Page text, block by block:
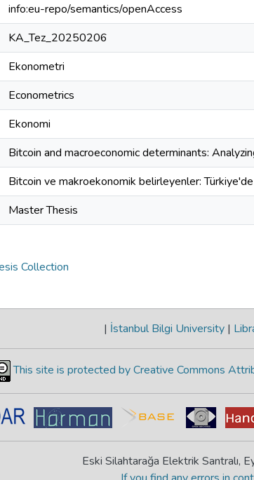
info:eu-repo/semantics/openAccess
KA_Tez_20250206
Ekonometri
Econometrics
Ekonomi
Bitcoin and macroeconomic determinants:
Bitcoin ve makroekonomik belirleyenler:
Master Thesis
Collection
| İstanbul Bilgi University |
This site is protected by Creative Commons
Eski Silahtarağa Elektrik Santralı,